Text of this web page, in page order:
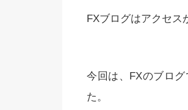
FXブログはアクセス
今回は、FXのブロ
た。